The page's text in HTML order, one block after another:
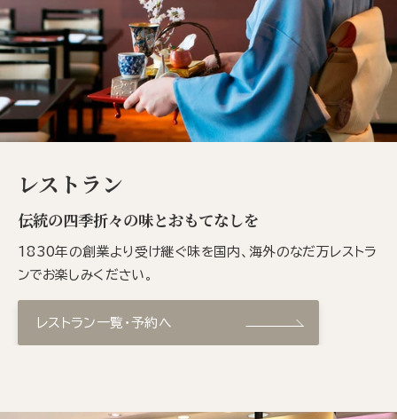
レストラン
伝統の四季折々の味とおもてなしを
1830年の創業より受け継ぐ味を国内、海外のなだ万レストラ
ンでお楽しみください。
レストラン一覧・予約へ